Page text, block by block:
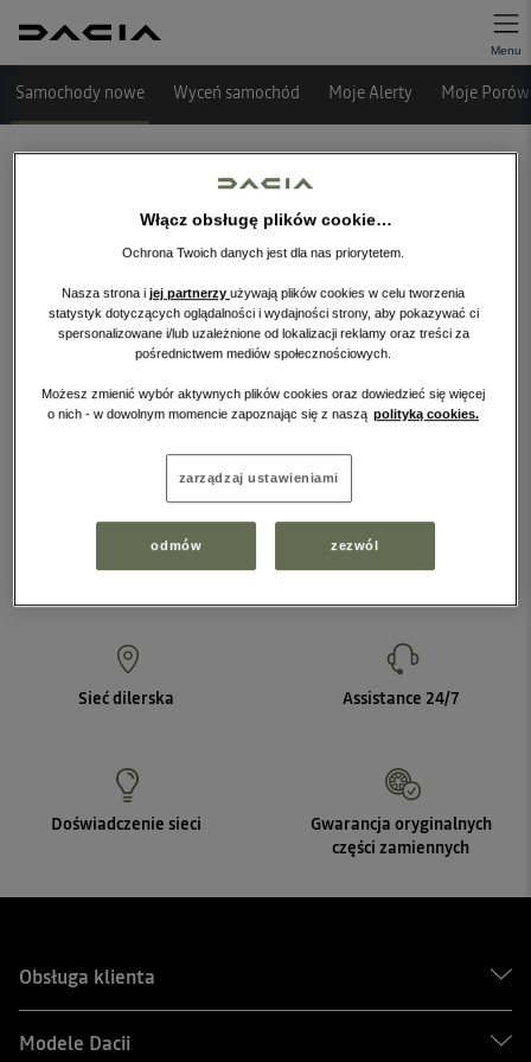
Samochody nowe Wyceń samochód Moje Alerty Moje
Niestety, wybrany dealer nie ma
obecnie żadnych ofert w tej kategorii.
Sieć dilerska Assistance 24/7
Doświadczenie sieci
Gwarancja oryginalnych
części zamiennych
Obsługa klienta
Modele Dacii
Włącz obsługę plików cookie…
Ochrona Twoich danych jest dla nas priorytetem.
Nasza strona i jej partnerzy używają plików cookies w celu tworzenia
statystyk dotyczących oglądalności i wydajności strony, aby pokazywać ci
spersonalizowane i/lub uzależnione od lokalizacji reklamy oraz treści za
pośrednictwem mediów społecznościowych.
Możesz zmienić wybór aktywnych plików cookies oraz dowiedzieć się więcej
o nich - w dowolnym momencie zapoznając się z naszą polityką cookies.
zarządzaj ustawieniami
odmów zezwól